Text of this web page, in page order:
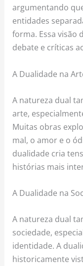
argumentando
entidades
forma. Essa visão
debate e críticas
A Dualidade na
A natureza dual
arte,
Muitas obras
mal, o amor e o
dualidade cria
histórias mais
A Dualidade na
A natureza dual
sociedade,
identidade. A
historicamente